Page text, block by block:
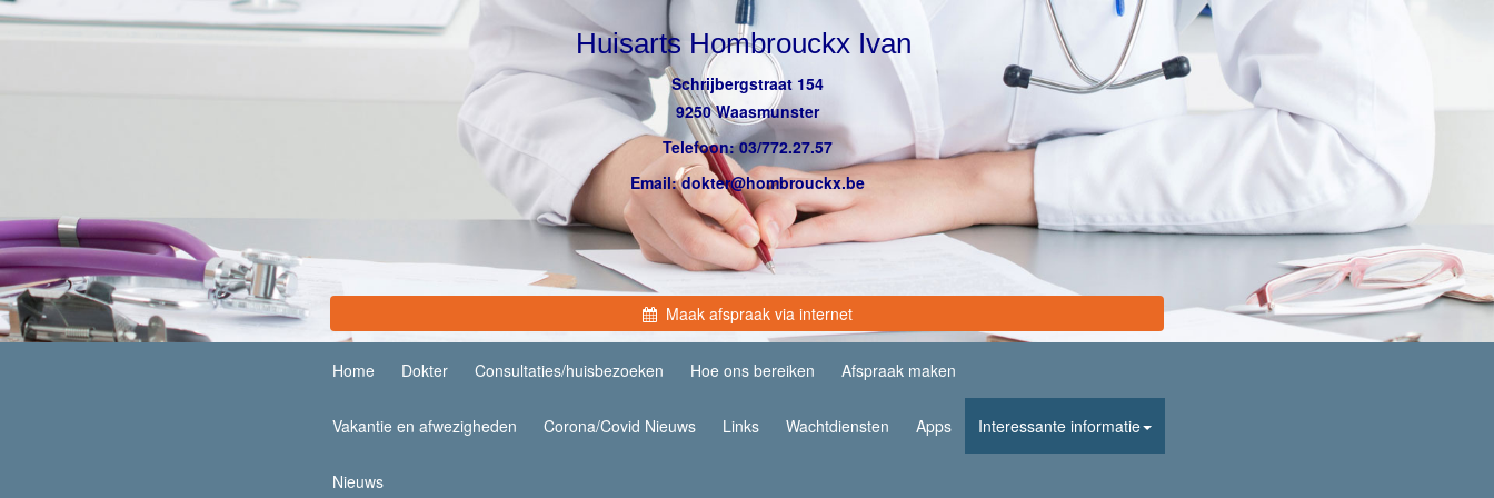
Huisarts Hombrouckx Ivan
Schrijbergstraat 154
9250 Waasmunster
Telefoon: 03/772.27.57
Email: dokter@hombrouckx.be
Maak afspraak via internet
Home Dokter Consultaties/huisbezoeken Hoe ons bereiken Afspraak maken
Vakantie en afwezigheden Corona/Covid Nieuws Links Wachtdiensten Apps Interessante informatie
Nieuws